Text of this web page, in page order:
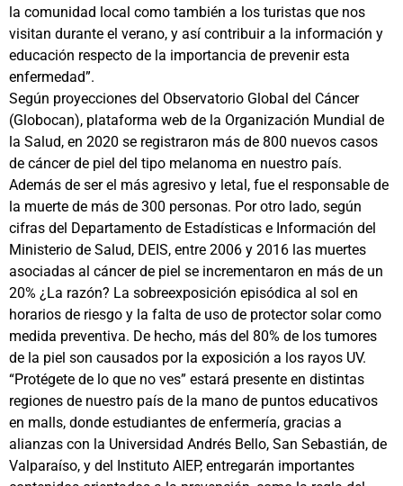
la comunidad local como también a los turistas que nos
visitan durante el verano, y así contribuir a la información y
educación respecto de la importancia de prevenir esta
enfermedad”.
Según proyecciones del Observatorio Global del Cáncer
(Globocan), plataforma web de la Organización Mundial de
la Salud, en 2020 se registraron más de 800 nuevos casos
de cáncer de piel del tipo melanoma en nuestro país.
Además de ser el más agresivo y letal, fue el responsable de
la muerte de más de 300 personas. Por otro lado, según
cifras del Departamento de Estadísticas e Información del
Ministerio de Salud, DEIS, entre 2006 y 2016 las muertes
asociadas al cáncer de piel se incrementaron en más de un
20% ¿La razón? La sobreexposición episódica al sol en
horarios de riesgo y la falta de uso de protector solar como
medida preventiva. De hecho, más del 80% de los tumores
de la piel son causados por la exposición a los rayos UV.
“Protégete de lo que no ves” estará presente en distintas
regiones de nuestro país de la mano de puntos educativos
en malls, donde estudiantes de enfermería, gracias a
alianzas con la Universidad Andrés Bello, San Sebastián, de
Valparaíso, y del Instituto AIEP, entregarán importantes